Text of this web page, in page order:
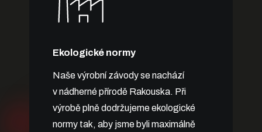
Ekologické normy
Naše výrobní závody se nachází
v nádherné přírodě Rakouska. Při
výrobě plně dodržujeme ekologické
normy tak, aby jsme byli maximálně